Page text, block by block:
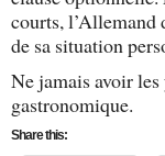
courts, l’Allemand
de sa situation
Ne jamais avoir
gastronomique.
Share this: